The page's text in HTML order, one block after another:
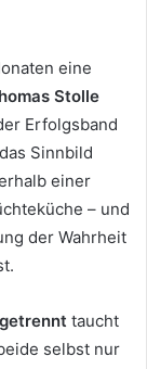
eine
Stolle
Erfolgsband
Sinnbild
einer
– und
der Wahrheit
taucht
selbst nur